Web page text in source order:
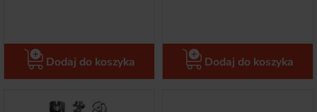
Dodaj do koszyka Dodaj do koszyka